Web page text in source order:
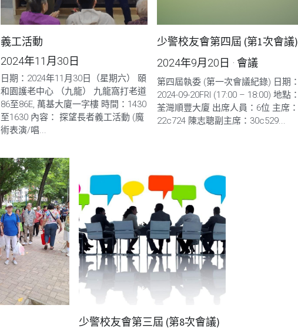
義工活動
2024年11月30日
日期：2024年11月30日（星期六） 頤
和園護老中心 （九龍） 九龍窩打老道
86至86E, 萬基大廈一字樓 時間：1430
至1630 內容： 探望長者義工活動 (魔
術表演/唱...
少警校友會第四屆 (第1次會議)
2024年9月20日 ·會議
第四屆執委 (第一次會議紀錄) 日期：
2024-09-20FRI (17:00 – 18:00) 地點：
荃灣順豐大廈 出席人員：6位 主席：
22c724 陳志聰副主席：30c529...
少警校友會第三屆 (第8次會議)